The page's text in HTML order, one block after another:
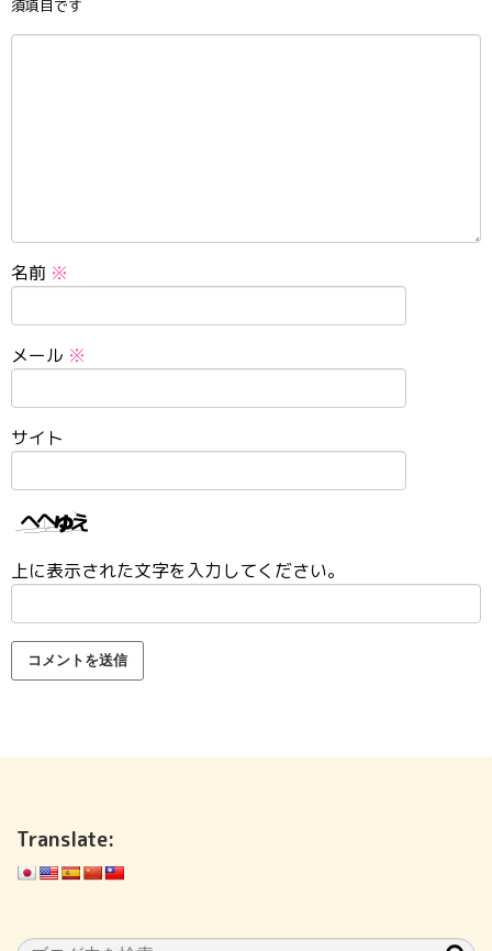
須項目です
名前 ※
メール ※
サイト
上に表示された文字を入力してください。
Translate: